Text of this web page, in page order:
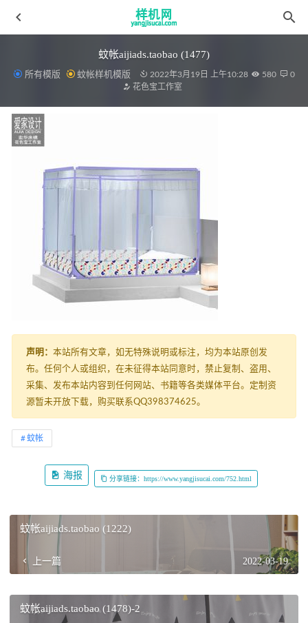
蚊帐aijiads.taobao (1477)
所有模版 蚊帐样机模版 2022年3月19日 上午10:28 580
0
花色宝工作室
声明： 本站所有文章，如无特殊说明或标注，均为本站原创发
布。任何个人或组织，在未征得本站同意时，禁止复制、盗用、
采集、发布本站内容到任何网站、书籍等各类媒体平台。定制资
源暂未开放下载，购买联系QQ398374625。
蚊帐
海报 分享链接：https://www.yangjisucai.com/752.html
蚊帐aijiads.taobao (1222)
上一篇 2022-03-19
蚊帐aijiads.taobao (1478)-2
毛毯法兰绒6效果 2022-03-28
床裙式aijiads.taobao (929)_tn_tn床裙式
床单花色宝(2214)智能gif_(12)
毛毯aijiads.taobao (408)-4_750 2022-03-28